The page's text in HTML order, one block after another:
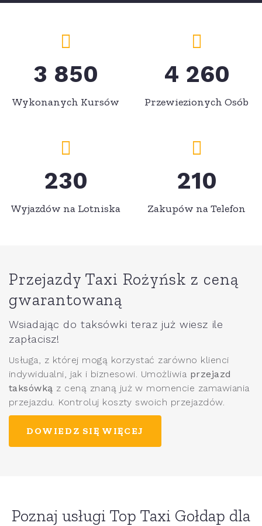
3 850
Wykonanych Kursów
4 260
Przewiezionych Osób
230
Wyjazdów na Lotniska
210
Zakupów na Telefon
Przejazdy Taxi Rożyńsk z ceną
gwarantowaną
Wsiadając do taksówki teraz już wiesz ile
zapłacisz!
Usługa, z której mogą korzystać zarówno klienci
indywidualni, jak i biznesowi. Umożliwia przejazd
taksówką z ceną znaną już w momencie zamawiania
przejazdu. Kontroluj koszty swoich przejazdów.
DOWIEDZ SIĘ WIĘCEJ
Poznaj usługi Top Taxi Gołdap dla